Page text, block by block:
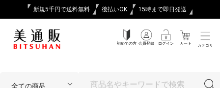
新規5千円で送料無料 後払いOK 15時まで即日発送
初めての方 会員登録 ログイン カート カテゴリ